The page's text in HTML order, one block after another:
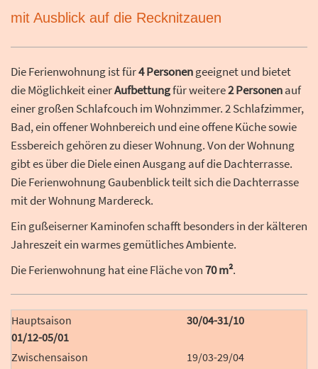
mit Ausblick auf die Recknitzauen
Die Ferienwohnung ist für4 Personengeeignet und bietet
die Möglichkeit einerAufbettungfür weitere2 Personenauf
einer großen Schlafcouch im Wohnzimmer. 2 Schlafzimmer,
Bad, ein offener Wohnbereich und eine offene Küche sowie
Essbereich gehören zu dieser Wohnung. Von der Wohnung
gibt es über die Diele einen Ausgang auf die Dachterrasse.
Die Ferienwohnung Gaubenblick teilt sich die Dachterrasse
mit der Wohnung Mardereck.
Ein gußeiserner Kaminofen schafft besonders in der kälteren
Jahreszeit ein warmes gemütliches Ambiente.
Die Ferienwohnung hat eine Fläche von70 m².
30/04-31/10
01/12-05/01
19/03-29/04